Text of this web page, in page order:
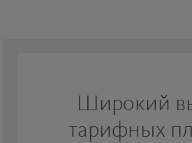
Широкий
тарифных